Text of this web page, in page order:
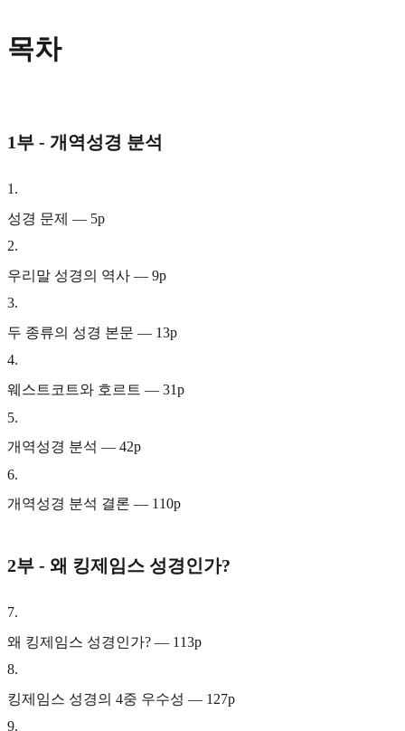
목차
1부 - 개역성경 분석
1 .
성경 문제 — 5p
2.
우리말 성경의 역사 — 9p
3.
두 종류의 성경 본문 — 13p
4.
웨스트코트와 호르트 — 31p
5.
개역성경 분석 — 42p
6.
개역성경 분석 결론 — 110p
2부 - 왜 킹제임스 성경인가?
7.
왜 킹제임스 성경인가? — 113p
8.
킹제임스 성경의 4중 우수성 — 127p
9.